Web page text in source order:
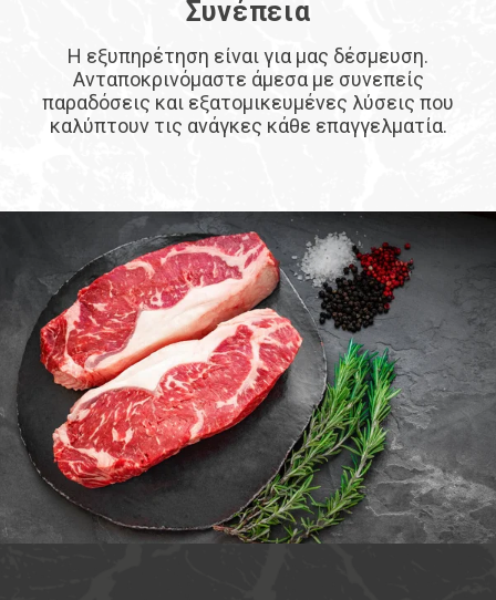
Συνέπεια
Η εξυπηρέτηση είναι για μας δέσμευση.
Ανταποκρινόμαστε άμεσα με συνεπείς
παραδόσεις και εξατομικευμένες λύσεις που
καλύπτουν τις ανάγκες κάθε επαγγελματία.